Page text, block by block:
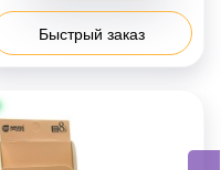
Быстрый заказ